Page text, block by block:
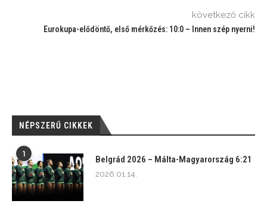
következő cikk
Eurokupa-elődöntő, első mérkőzés: 10:0 – Innen szép nyerni!
NÉPSZERŰ CIKKEK
1
Belgrád 2026 – Málta-Magyarország 6:21
2026.01.14.